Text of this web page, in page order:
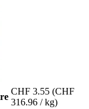
CHF 3.55 (CHF
316.96 / kg)